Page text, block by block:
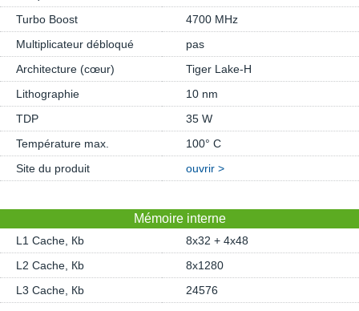
Turbo Boost
4700 MHz
Multiplicateur débloqué
pas
Architecture (cœur)
Tiger Lake-H
Lithographie
10 nm
TDP
35 W
Température max.
100° C
Site du produit
ouvrir >
Mémoire interne
L1 Cache, Кb
8x32 + 4x48
L2 Cache, Кb
8x1280
L3 Cache, Кb
24576